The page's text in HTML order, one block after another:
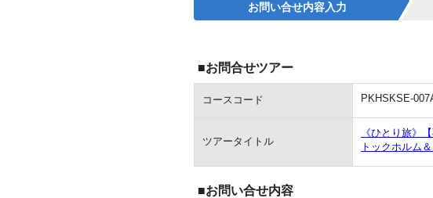
お問い合せ内容入力
■お問合せツアー
コースコード PKHSKSE-
ツアータイトル
《ひとり旅》
トックホルム
■お問い合せ内容